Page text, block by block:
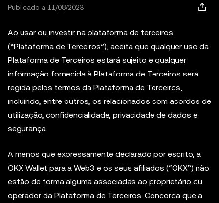
Publicado a 11/08/2023
Ao usar ou investir na plataforma de terceiros
(“Plataforma de Terceiros”), aceita que qualquer uso da
Plataforma de Terceiros estará sujeito e qualquer
informação fornecida à Plataforma de Terceiros será
regida pelos termos da Plataforma de Terceiros,
incluindo, entre outros, os relacionados com acordos de
utilização, confidencialidade, privacidade de dados e
segurança.
A menos que expressamente declarado por escrito, a
OKX Wallet para a Web3 e os seus afiliados (“OKX”) não
estão de forma alguma associadas ao proprietário ou
operador da Plataforma de Terceiros. Concorda que a